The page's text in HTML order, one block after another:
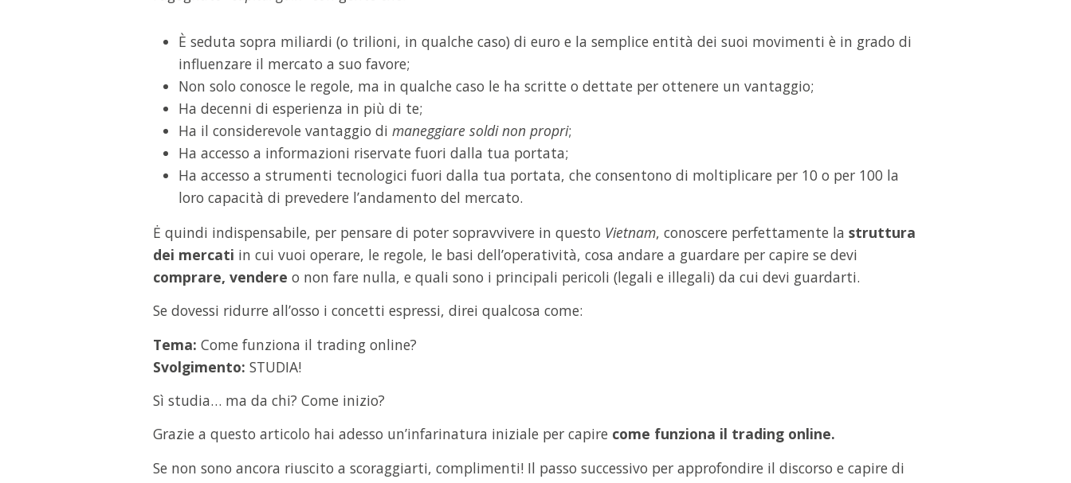
È seduta sopra miliardi (o trilioni, in qualche caso) di euro e la semplice entità dei suoi movimenti è in grado di
influenzare il mercato a suo favore;
Non solo conosce le regole, ma in qualche caso le ha scritte o dettate per ottenere un vantaggio;
Ha decenni di esperienza in più di te;
Ha il considerevole vantaggio di maneggiare soldi non propri;
Ha accesso a informazioni riservate fuori dalla tua portata;
Ha accesso a strumenti tecnologici fuori dalla tua portata, che consentono di moltiplicare per 10 o per 100 la
loro capacità di prevedere l’andamento del mercato.
Ė quindi indispensabile, per pensare di poter sopravvivere in questo Vietnam, conoscere perfettamente la struttura
dei mercati in cui vuoi operare, le regole, le basi dell’operatività, cosa andare a guardare per capire se devi
comprare, vendere o non fare nulla, e quali sono i principali pericoli (legali e illegali) da cui devi guardarti.
Se dovessi ridurre all’osso i concetti espressi, direi qualcosa come:
Tema: Come funziona il trading online?
Svolgimento: STUDIA!
Sì studia… ma da chi? Come inizio?
Grazie a questo articolo hai adesso un’infarinatura iniziale per capire come funziona il trading online.
Se non sono ancora riuscito a scoraggiarti, complimenti! Il passo successivo per approfondire il discorso e capire di